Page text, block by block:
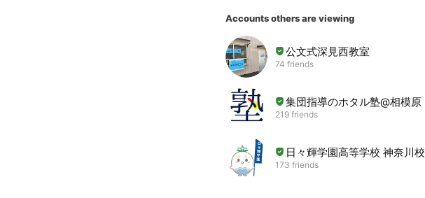
Accounts others are viewing
公文式深見西教室
74 friends
集団指導のホタル塾@相模原
219 friends
日々輝学園高等学校 神奈川校
173 friends